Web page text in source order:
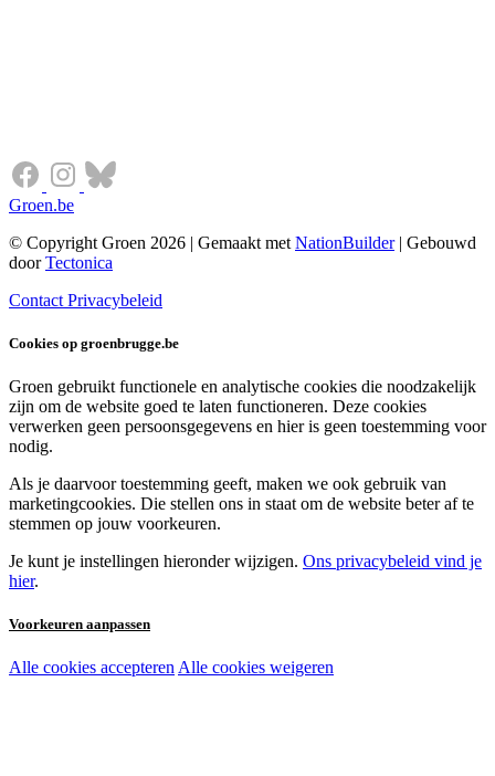
Groen.be
© Copyright Groen 2026 | Gemaakt met NationBuilder| Gebouwd
doorTectonica
Contact Privacybeleid
Cookies op groenbrugge.be
Groen gebruikt functionele en analytische cookies die noodzakelijk
zijn om de website goed te laten functioneren. Deze cookies
verwerken geen persoonsgegevens en hier is geen toestemming voor
nodig.
Als je daarvoor toestemming geeft, maken we ook gebruik van
marketingcookies. Die stellen ons in staat om de website beter af te
stemmen op jouw voorkeuren.
Je kunt je instellingen hieronder wijzigen. Ons privacybeleid vind je
hier.
Voorkeuren aanpassen
Noodzakelijke cookies:
Alle cookies accepteren Alle cookies weigeren